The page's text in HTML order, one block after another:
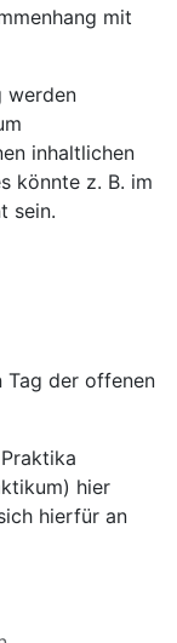
mit
werden
inhaltlichen
könnte z. B. im
sein.
Tag der offenen
hier
hierfür an